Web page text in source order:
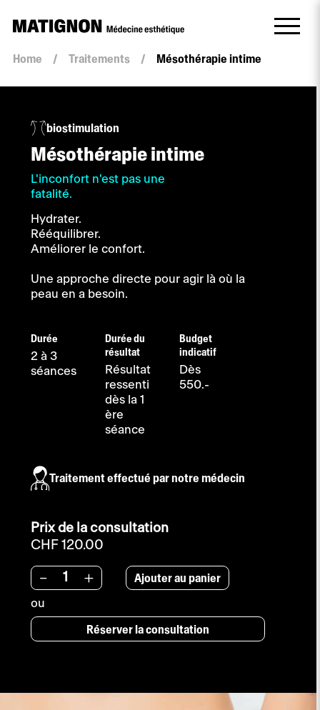
Home / Traitements / Mésothérapie intime
biostimulation
Mésothérapie intime
L'inconfort n'est pas une
fatalité.
Hydrater.
Rééquilibrer.
Améliorer le confort.
Une approche directe pour agir là où la
peau en a besoin.
Durée
2 à 3
séances
Durée du
résultat
Résultat
ressenti
dès la 1
ère
séance
Budget
indicatif
Dès
550.-
Traitement effectué par notre médecin
Prix de la consultation
CHF 120.00
-
Quantité
intime
+ Ajouter au panier
ou
Réserver la consultation